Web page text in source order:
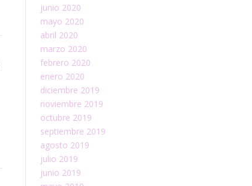
junio 2020
mayo 2020
abril 2020
marzo 2020
febrero 2020
enero 2020
diciembre 2019
noviembre 2019
octubre 2019
septiembre 2019
agosto 2019
julio 2019
junio 2019